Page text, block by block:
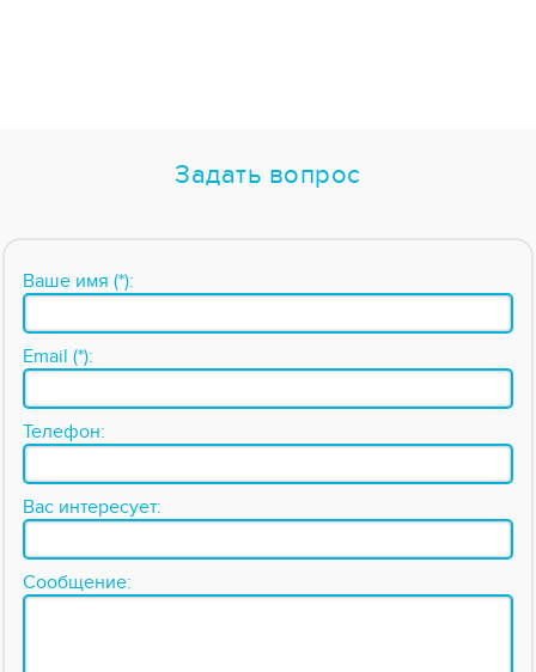
Задать вопрос
Ваше имя (*):
Email (*):
Телефон:
Вас интересует:
Сообщение: